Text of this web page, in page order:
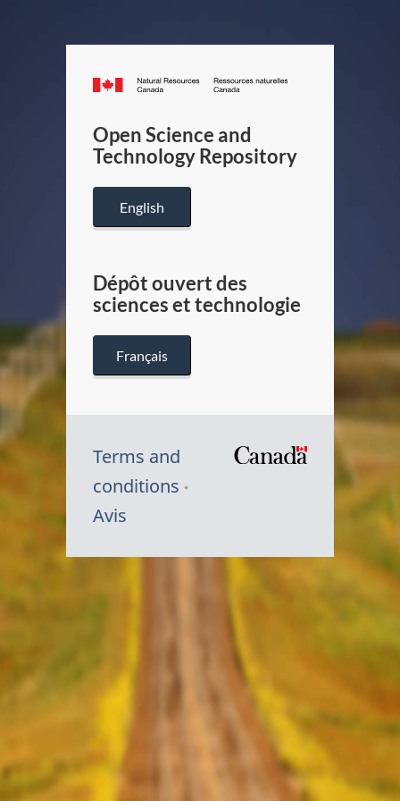
Canada.ca
/
Canada
Open Science and
Technology Repository
English
Dépôt ouvert des
sciences et technologie
Français
Terms and
conditions
Avis
Symbole
Canada